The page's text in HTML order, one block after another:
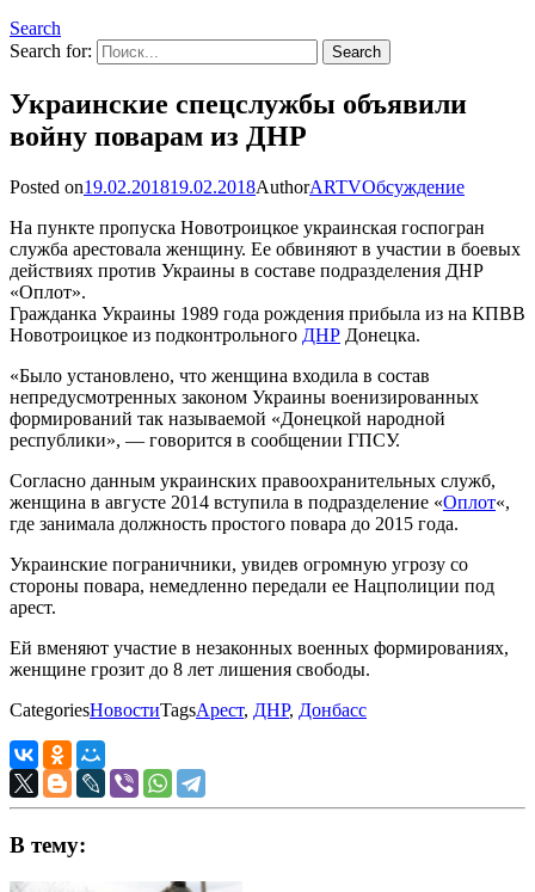
Search
Search for:
Украинские спецслужбы объявили
войну поварам из ДНР
Posted on19.02.201819.02.2018AuthorARTVОбсуждение
На пункте пропуска Новотроицкое украинская госпогран
служба арестовала женщину. Ее обвиняют в участии в боевых
действиях против Украины в составе подразделения ДНР
«Оплот».
Гражданка Украины 1989 года рождения прибыла из на КПВВ
Новотроицкое из подконтрольного ДНР Донецка.
«Было установлено, что женщина входила в состав
непредусмотренных законом Украины военизированных
формирований так называемой «Донецкой народной
республики», — говорится в сообщении ГПСУ.
Согласно данным украинских правоохранительных служб,
женщина в августе 2014 вступила в подразделение «Оплот«,
где занимала должность простого повара до 2015 года.
Украинские пограничники, увидев огромную угрозу со
стороны повара, немедленно передали ее Нацполиции под
арест.
Ей вменяют участие в незаконных военных формированиях,
женщине грозит до 8 лет лишения свободы.
CategoriesНовостиTagsАрест, ДНР, Донбасс
В тему: